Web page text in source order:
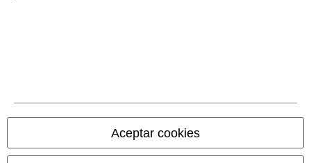
Aceptar cookies
Términos y Condiciones